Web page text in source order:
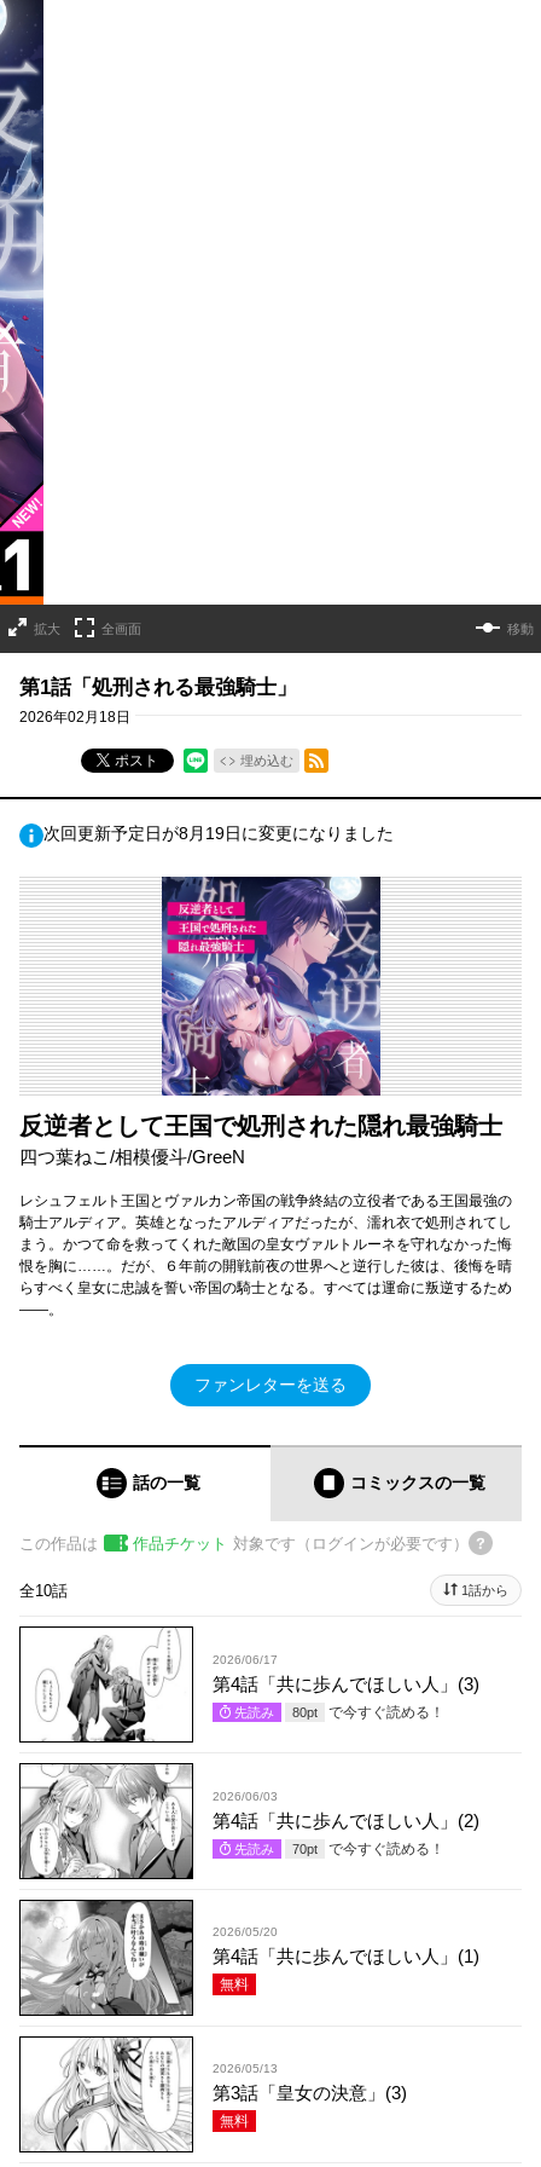
拡大 全画面 移動
第1話「処刑される最強騎士」
2026年02月18日
ポスト 埋め込む
RSSフィード
次回更新予定日が8月19日に変更になりました
反逆者として王国で処刑された隠れ最強騎士
四つ葉ねこ/相模優斗/GreeN
レシュフェルト王国とヴァルカン帝国の戦争終結の立役者である王国最強の
騎士アルディア。英雄となったアルディアだったが、濡れ衣で処刑されてし
まう。かつて命を救ってくれた敵国の皇女ヴァルトルーネを守れなかった悔
恨を胸に……。だが、６年前の開戦前夜の世界へと逆行した彼は、後悔を晴
らすべく皇女に忠誠を誓い帝国の騎士となる。すべては運命に叛逆するため
――。
ファンレターを送る
話の一覧 コミックスの一覧
この作品は 作品チケット 対象です（ログインが必要です）
全10話 1話から
2026/06/17
第4話「共に歩んでほしい人」(3)
先読み 80pt で今すぐ読める！
2026/06/03
第4話「共に歩んでほしい人」(2)
先読み 70pt で今すぐ読める！
2026/05/20
第4話「共に歩んでほしい人」(1)
無料
2026/05/13
第3話「皇女の決意」(3)
無料